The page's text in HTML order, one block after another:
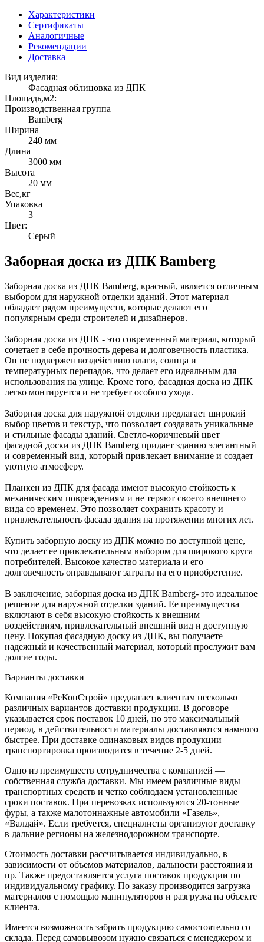
Характеристики
Сертификаты
Аналогичные
Рекомендации
Доставка
Вид изделия:
Фасадная облицовка из ДПК
Площадь,м2:
Производственная группа
Bamberg
Ширина
240 мм
Длина
3000 мм
Высота
20 мм
Вес,кг
Упаковка
3
Цвет:
Серый
Заборная доска из ДПК Bamberg
Заборная доска из ДПК Bamberg, красный, является отличным
выбором для наружной отделки зданий. Этот материал
обладает рядом преимуществ, которые делают его
популярным среди строителей и дизайнеров.
Заборная доска из ДПК - это современный материал, который
сочетает в себе прочность дерева и долговечность пластика.
Он не подвержен воздействию влаги, солнца и
температурных перепадов, что делает его идеальным для
использования на улице. Кроме того, фасадная доска из ДПК
легко монтируется и не требует особого ухода.
Заборная доска для наружной отделки предлагает широкий
выбор цветов и текстур, что позволяет создавать уникальные
и стильные фасады зданий. Светло-коричневый цвет
фасадной доски из ДПК Bamberg придает зданию элегантный
и современный вид, который привлекает внимание и создает
уютную атмосферу.
Планкен из ДПК для фасада имеют высокую стойкость к
механическим повреждениям и не теряют своего внешнего
вида со временем. Это позволяет сохранить красоту и
привлекательность фасада здания на протяжении многих лет.
Купить заборную доску из ДПК можно по доступной цене,
что делает ее привлекательным выбором для широкого круга
потребителей. Высокое качество материала и его
долговечность оправдывают затраты на его приобретение.
В заключение, заборная доска из ДПК Bamberg- это идеальное
решение для наружной отделки зданий. Ее преимущества
включают в себя высокую стойкость к внешним
воздействиям, привлекательный внешний вид и доступную
цену. Покупая фасадную доску из ДПК, вы получаете
надежный и качественный материал, который прослужит вам
долгие годы.
Варианты доставки
Компания «РеКонСтрой» предлагает клиентам несколько
различных вариантов доставки продукции. В договоре
указывается срок поставок 10 дней, но это максимальный
период, в действительности материалы доставляются намного
быстрее. При доставке одинаковых видов продукции
транспортировка производится в течение 2-5 дней.
Одно из преимуществ сотрудничества с компанией —
собственная служба доставки. Мы имеем различные виды
транспортных средств и четко соблюдаем установленные
сроки поставок. При перевозках используются 20-тонные
фуры, а также малотоннажные автомобили «Газель»,
«Валдай». Если требуется, специалисты организуют доставку
в дальние регионы на железнодорожном транспорте.
Стоимость доставки рассчитывается индивидуально, в
зависимости от объемов материалов, дальности расстояния и
пр. Также предоставляется услуга поставок продукции по
индивидуальному графику. По заказу производится загрузка
материалов с помощью манипуляторов и разгрузка на объекте
клиента.
Имеется возможность забрать продукцию самостоятельно со
склада. Перед самовывозом нужно связаться с менеджером и